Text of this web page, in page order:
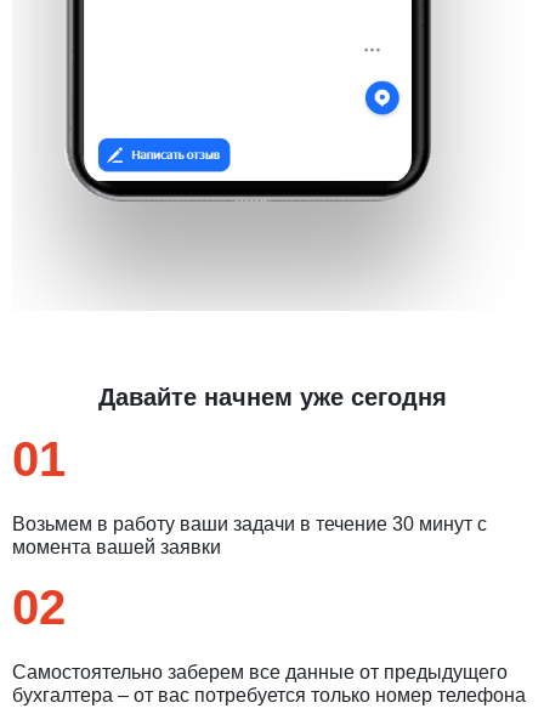
Давайте начнем уже сегодня
01
Возьмем в работу ваши задачи в течение 30 минут с
момента вашей заявки
02
Самостоятельно заберем все данные от предыдущего
бухгалтера – от вас потребуется только номер телефона